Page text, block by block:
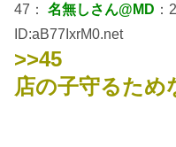
47： 名無しさん@MD
ID:aB77IxrM0.net
>>45
店の子守るため